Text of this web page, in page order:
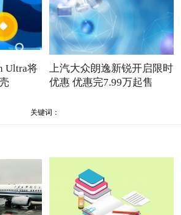
Ultra将
上汽大众朗逸新锐开启限时
优惠 优惠完7.99万起售
关键词：